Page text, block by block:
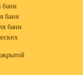
бани
бани
бани